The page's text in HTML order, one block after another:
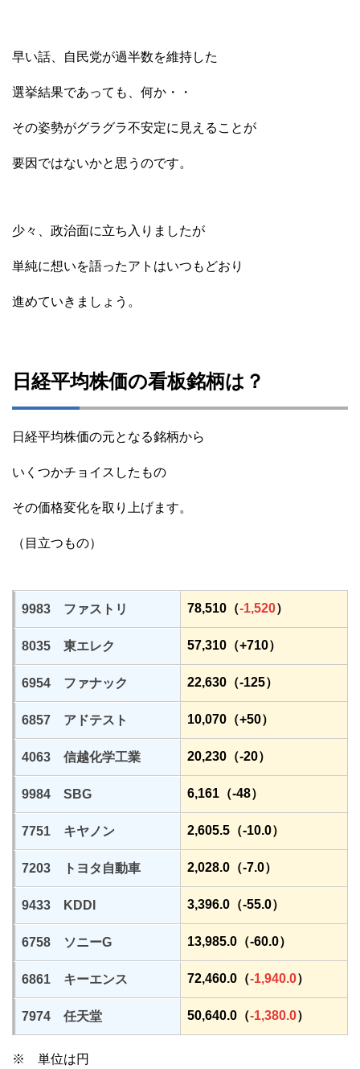
早い話、自民党が過半数を維持した
選挙結果であっても、何か・・
その姿勢がグラグラ不安定に見えることが
要因ではないかと思うのです。
少々、政治面に立ち入りましたが
単純に想いを語ったアトはいつもどおり
進めていきましょう。
日経平均株価の看板銘柄は？
日経平均株価の元となる銘柄から
いくつかチョイスしたもの
その価格変化を取り上げます。
（目立つもの）
9983 ファストリ 78,510（-1,520）
8035 東エレク 57,310（+710）
6954 ファナック 22,630（-125）
6857 アドテスト 10,070（+50）
4063 信越化学工業 20,230（-20）
9984 SBG 6,161（-48）
7751 キヤノン 2,605.5（-10.0）
7203 トヨタ自動車 2,028.0（-7.0）
9433 KDDI 3,396.0（-55.0）
6758 ソニーG 13,985.0（-60.0）
6861 キーエンス 72,460.0（-1,940.0）
7974 任天堂 50,640.0（-1,380.0）
※ 単位は円